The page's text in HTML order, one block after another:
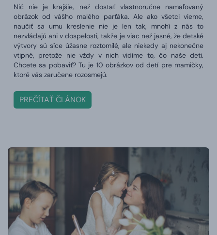
Nič nie je krajšie, než dostať vlastnoručne namaľovaný
obrázok od vášho malého parťáka. Ale ako všetci vieme,
naučiť sa umu kreslenie nie je len tak, mnohí z nás to
nezvládajú ani v dospelosti, takže je viac než jasné, že detské
výtvory sú síce úžasne roztomilé, ale niekedy aj nekonečne
vtipné, pretože nie vždy v nich vidíme to, čo naše deti.
Chcete sa pobaviť? Tu je 10 obrázkov od detí pre mamičky,
ktoré vás zaručene rozosmejú.
PREČÍTAŤ ČLÁNOK